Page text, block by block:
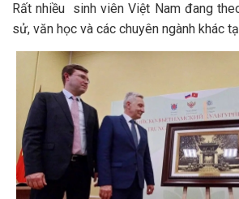
Rất nhiều sinh viên Việt Nam đang
sử, văn học và các chuyên ngành khác